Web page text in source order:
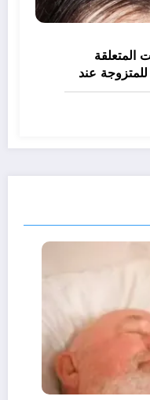
المتعلقة
عند